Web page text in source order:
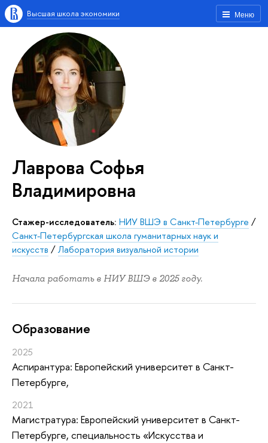
Меню
Высшая школа экономики
Лаврова Софья
Владимировна
Стажер-исследователь: НИУ ВШЭ в Санкт-Петербурге /
Санкт-Петербургская школа гуманитарных наук и
искусств /Лаборатория визуальной истории
Начала работать в НИУ ВШЭ в 2025 году.
Oбразование
2025
Аспирантура: Европейский университет в Санкт-
Петербурге,
2021
Магистратура: Европейский университет в Санкт-
Петербурге, специальность «Искусства и